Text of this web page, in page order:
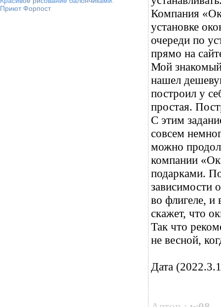
Приют Форпост
Компания
установке
очереди по
прямо на
Мой
нашел
построил у
простая.
С этим
совсем
можно
компании
подарками.
зависимости
во флигеле, и
скажет, что
Так что
не весной,
Дата